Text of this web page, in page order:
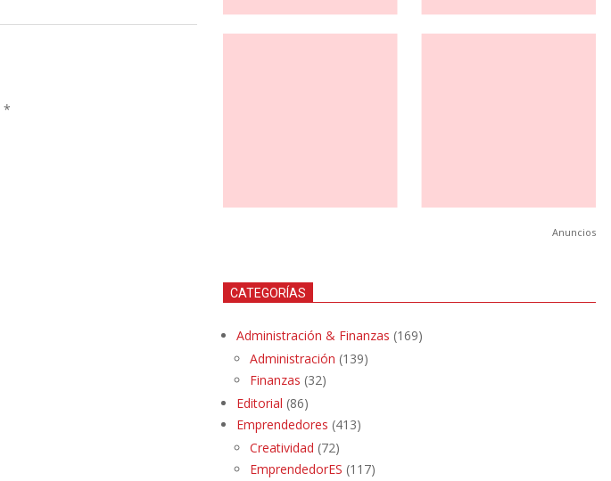
*
Anuncios
CATEGORÍAS
Administración & Finanzas (169)
Administración (139)
Finanzas (32)
Editorial (86)
Emprendedores (413)
Creatividad (72)
EmprendedorES (117)